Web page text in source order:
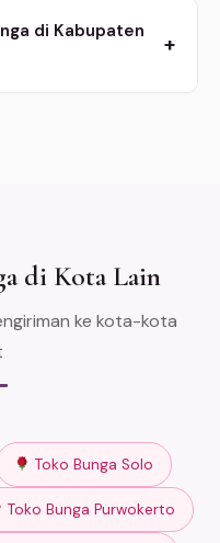
di Kabupaten
+
di Kota Lain
ke kota-kota
Toko Bunga Solo
Toko Bunga Purwokerto